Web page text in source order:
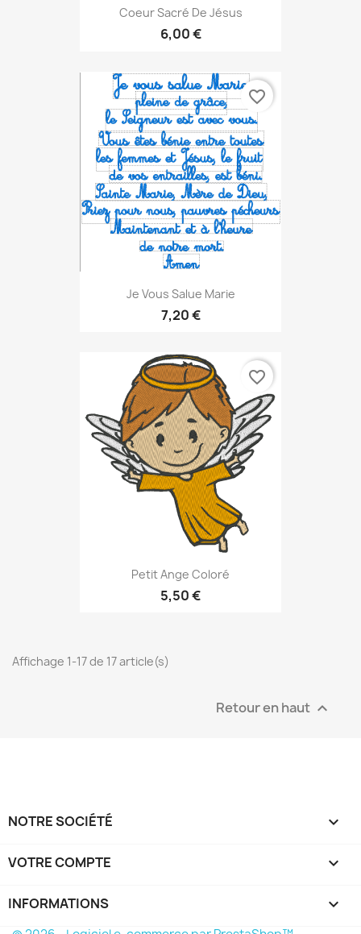
Coeur Sacré De Jésus
6,00 €
Je Vous Salue Marie
7,20 €
favorite_border
Petit Ange Coloré
5,50 €
favorite_border
Affichage 1-17 de 17 article(s)
Retour en haut 
NOTRE SOCIÉTÉ 
VOTRE COMPTE 
INFORMATIONS keyboard_arrow_down